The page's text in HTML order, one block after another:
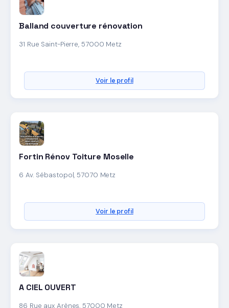
Balland couverture rénovation
31 Rue Saint-Pierre, 57000 Metz
Voir le profil
Fortin Rénov Toiture Moselle
6 Av. Sébastopol, 57070 Metz
Voir le profil
A CIEL OUVERT
86 Rue aux Arènes, 57000 Metz